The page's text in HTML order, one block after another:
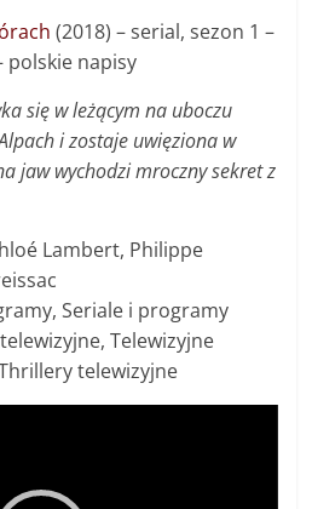
(2018) – serial, sezon 1 –
polskie napisy
się w leżącym na uboczu
i zostaje uwięziona w
jaw wychodzi mroczny sekret z
Lambert, Philippe
Seriale i programy
Telewizyjne
telewizyjne